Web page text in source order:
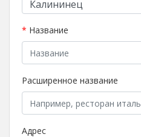
Калининец
* Название
Расширенное название
Адрес